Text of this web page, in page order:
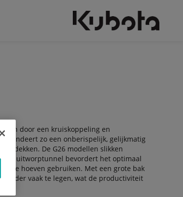
door een kruiskoppeling en
zo een onberispelijk, gelijkmatig
bedekken. De G26 modellen slikken
uitworptunnel bevordert het optimaal
te hoeven gebruiken. Met een grote bak
minder vaak te legen, wat de productiviteit